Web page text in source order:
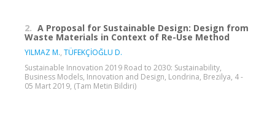
2. A Proposal for Sustainable Design: Design from
Waste Materials in Context of Re-Use Method
YILMAZ M., TÜFEKÇİOĞLU D.
Sustainable Innovation 2019 Road to 2030: Sustainability,
Business Models, Innovation and Design, Londrina, Brezilya, 4 -
05 Mart 2019, (Tam Metin Bildiri)